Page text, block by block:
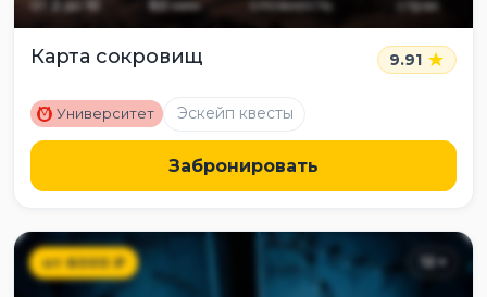
2до 10 60мин сложность страх
Карта сокровищ 9.91
M Университет Эскейп квесты
Забронировать
от6000₽ 12 +